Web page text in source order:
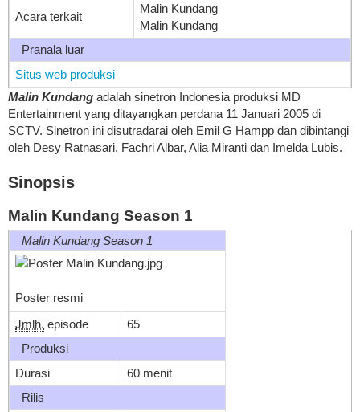
Acara terkait
Malin Kundang
Malin Kundang
Pranala luar
Situs web produksi
Malin Kundang adalah sinetron Indonesia produksi MD
Entertainment yang ditayangkan perdana 11 Januari 2005 di
SCTV. Sinetron ini disutradarai oleh Emil G Hampp dan dibintangi
oleh Desy Ratnasari, Fachri Albar, Alia Miranti dan Imelda Lubis.
Sinopsis
Malin Kundang Season 1
Malin Kundang Season 1
Poster resmi
Jmlh. episode
65
Produksi
Durasi
60 menit
Rilis